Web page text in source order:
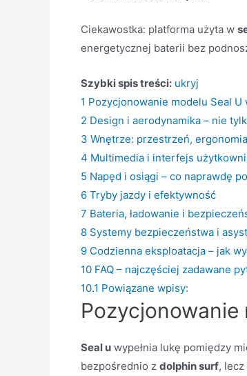
Ciekawostka: platforma użyta w
energetycznej baterii bez
Szybki spis treści: ukryj
1 Pozycjonowanie modelu Seal U
2 Design i aerodynamika – nie
3 Wnętrze: przestrzeń,
4 Multimedia i interfejs
5 Napęd i osiągi – co naprawdę
6 Tryby jazdy i efektywność
7 Bateria, ładowanie i
8 Systemy bezpieczeństwa i
9 Codzienna eksploatacja – jak
10 FAQ – najczęściej zadawane
10.1 Powiązane wpisy:
Pozycjonowanie
Seal u wypełnia lukę pomiędzy
bezpośrednio z dolphin surf,